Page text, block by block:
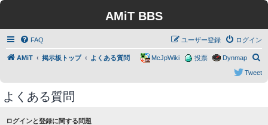
AMiT BBS
FAQ ログイン
ユーザー登録
AMiT 掲示板トップ よくある質問
索
Dynmap
投票
McJpWiki
Tweet
よくある質問
ログインと登録に関する問題